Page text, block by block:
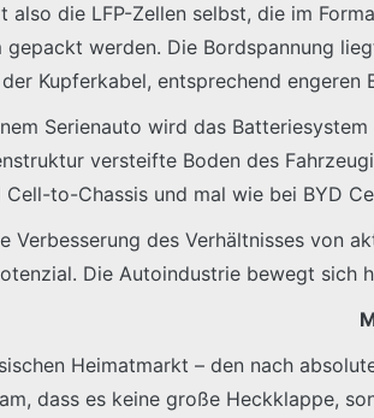
also die LFP-Zellen selbst, die im
gepackt werden. Die Bordspannung
Kupferkabel, entsprechend
Serienauto wird das
versteifte Boden des
to-Chassis und mal wie bei BYD
Verbesserung des Verhältnisses von
Die Autoindustrie bewegt sich
Heimatmarkt – den nach
dass es keine große Heckklappe,